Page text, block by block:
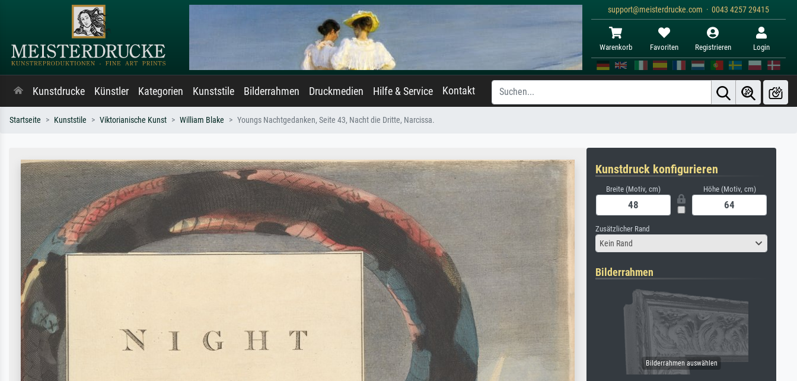
support@meisterdrucke.com · 0043 4257 29415
Warenkorb Favoriten Registrieren Login
Kunstdrucke Künstler Kategorien Kunststile Bilderrahmen Druckmedien Hilfe & Service Kontakt
Startseite Kunststile Viktorianische Kunst William Blake Youngs Nachtgedanken, Seite 43, Nacht die Dritte, Narcissa.
Kunstdruck konfigurieren
Breite (Motiv, cm) Höhe (Motiv, cm)
Zusätzlicher Rand
Kein Rand
Bilderrahmen